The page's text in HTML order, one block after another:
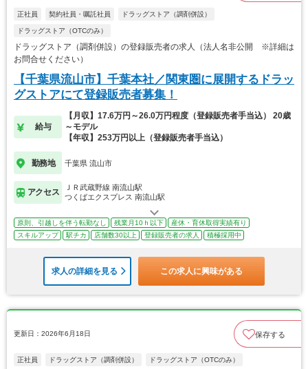
正社員 契約社員・嘱託社員 ドラッグストア（調剤併設）
ドラッグストア（OTCのみ）
ドラッグストア（調剤併設）の登録販売者の求人（法人名非公開 ※詳細は
お問合せください）
【千葉県流山市】千葉本社／関東圏に展開するドラッ
グストアにて登録販売者募集！
給与
【月収】17.6万円～26.0万円程度（登録販売者手当込） 20歳
～モデル
【年収】253万円以上（登録販売者手当込）
勤務地 千葉県 流山市
アクセス
ＪＲ武蔵野線 南流山駅
つくばエクスプレス 南流山駅
原則、引越しを伴う転勤なし 残業月10ｈ以下
産休・育休取得実績有り
スキルアップ
駅チカ 店舗数30以上 登録販売者の求人 積極採用中
求人の詳細を見る この求人に興味がある
更新日：2026年6月18日 保存する
正社員 ドラッグストア（調剤併設） ドラッグストア（OTCのみ）